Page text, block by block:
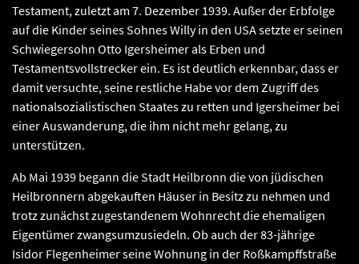
Testament, zuletzt am 7. Dezember 1939. Außer der Erbfolge
auf die Kinder seines Sohnes Willy in den USA setzte er seinen
Schwiegersohn Otto Igersheimer als Erben und
Testamentsvollstrecker ein. Es ist deutlich erkennbar, dass er
damit versuchte, seine restliche Habe vor dem Zugriff des
nationalsozialistischen Staates zu retten und Igersheimer bei
einer Auswanderung, die ihm nicht mehr gelang, zu
unterstützen.
Ab Mai 1939 begann die Stadt Heilbronn die von jüdischen
Heilbronnern abgekauften Häuser in Besitz zu nehmen und
trotz zunächst zugestandenem Wohnrecht die ehemaligen
Eigentümer zwangsumzusiedeln. Ob auch der 83-jährige
Isidor Flegenheimer seine Wohnung in der Roßkampffstraße